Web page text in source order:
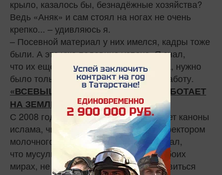
крыло, казалось бы, безнадёжные хозяйства?
Ведь «Аняк» и сам стоял на ногах не очень
крепко... – удивляюсь я.
– Посевной материал у них имелся, кадры тоже
были. А это уже половина успеха. Я знал,
что их ещё можно вытащить из болота, нужно
было только грамотно организовать работу.
«ВСЕВЫШНИЙ ЛЮБИТ ТЕХ, КТО РАБОТАЕТ
НА ЗЕМЛЕ»
С 2008 года Фарис Гаязович соблюдает каноны
ислама, читает намаз. Ещё будучи директором
молочного комбината, он прочувствовал,
что мусульманин должен думать об обоих
мирах, не только о настоящем. И готовиться